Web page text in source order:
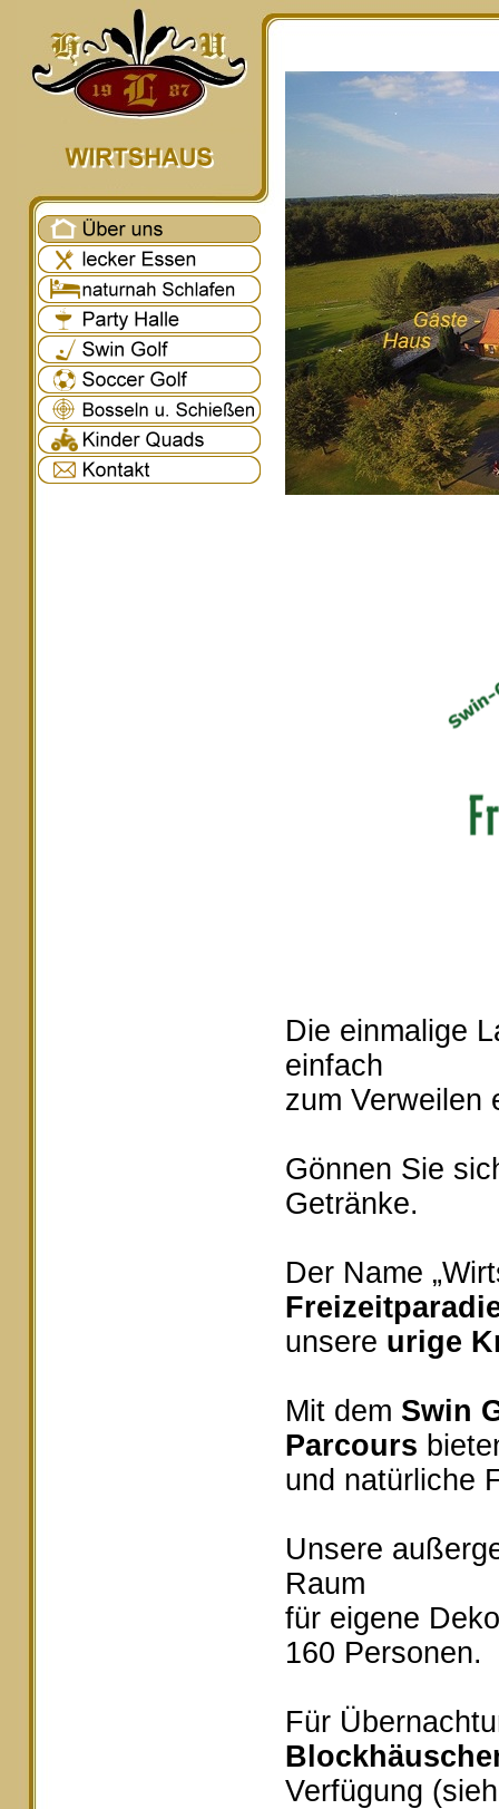
Die einmalige
einfach
zum Verweilen
Gönnen Sie
Getränke.
Der Name
unsere urige
Mit dem Swin
Parcours
und natürliche
Unsere
Raum
für eigene
160 Personen.
Für
Verfügung